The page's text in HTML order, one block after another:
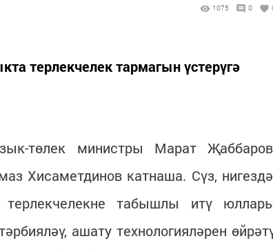
1075 0
терлекчелек тармагын үстерүгә
төлек министры Марат
Хисаметдинов катнаша. Сүз,
табышлы итү
ашату технологияләрен